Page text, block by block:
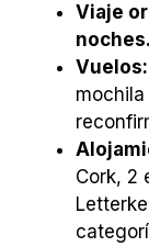
Viaje
noches.
Vuelos:
Cork, 2